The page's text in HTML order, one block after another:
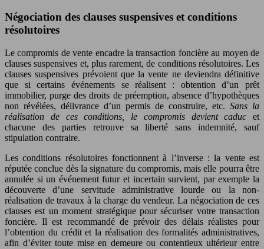
Négociation des clauses suspensives et conditions
résolutoires
Le compromis de vente encadre la transaction foncière au moyen de
clauses suspensives et, plus rarement, de conditions résolutoires. Les
clauses suspensives prévoient que la vente ne deviendra définitive
que si certains événements se réalisent : obtention d’un prêt
immobilier, purge des droits de préemption, absence d’hypothèques
non révélées, délivrance d’un permis de construire, etc. Sans la
réalisation de ces conditions, le compromis devient caduc et
chacune des parties retrouve sa liberté sans indemnité, sauf
stipulation contraire.
Les conditions résolutoires fonctionnent à l’inverse : la vente est
réputée conclue dès la signature du compromis, mais elle pourra être
annulée si un événement futur et incertain survient, par exemple la
découverte d’une servitude administrative lourde ou la non-
réalisation de travaux à la charge du vendeur. La négociation de ces
clauses est un moment stratégique pour sécuriser votre transaction
foncière. Il est recommandé de prévoir des délais réalistes pour
l’obtention du crédit et la réalisation des formalités administratives,
afin d’éviter toute mise en demeure ou contentieux ultérieur entre